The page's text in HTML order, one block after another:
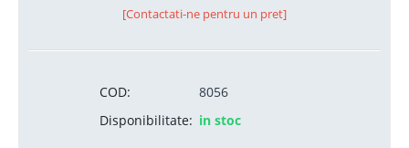
[Contactati-ne pentru un pret]
COD:
8056
Disponibilitate: in stoc